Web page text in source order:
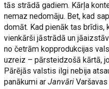
tās strādā gadiem. Kārļa
nemaz nedomāju. Bet, kad
domāt. Kad pienāk tas brīdis,
vienkārši jāstrādā un
no četrām kopprodukcijas
uzreiz – pārsteidzošā kārtā,
Pārējās valstis ilgi nebija
panākumi arJanvāri